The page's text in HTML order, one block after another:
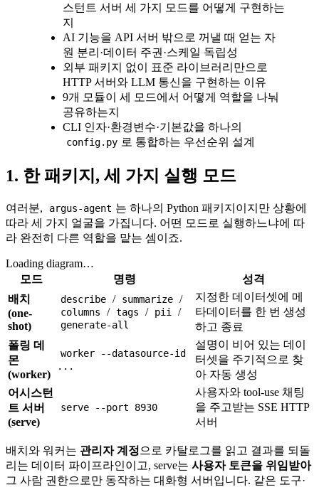
스턴트 서버 세 가지 모드를 어떻게 구현하는
지
AI 기능을 API 서버 밖으로 꺼낼 때 얻는 자
원 분리·데이터 주권·스케일 독립성
외부 패키지 없이 표준 라이브러리만으로
HTTP 서버와 LLM 통신을 구현하는 이유
9개 모듈이 세 모드에서 어떻게 역할을 나눠
공유하는지
CLI 인자·환경변수·기본값을 하나의
config.py 로 통합하는 우선순위 설계
1. 한 패키지, 세 가지 실행 모드
여러분, argus-agent 는 하나의 Python 패키지이지만 상황에
따라 세 가지 얼굴을 가집니다. 어떤 모드로 실행하느냐에 따
라 완전히 다른 역할을 맡는 셈이죠.
Loading diagram…
모드
명령
성격
배치
(one-
shot)
describe / summarize /
columns / tags / pii /
generate-all
지정한 데이터셋에 메
타데이터를 한 번 생성
하고 종료
폴링 데
몬
(worker)
worker --datasource-id
...
설명이 비어 있는 데이
터셋을 주기적으로 찾
아 자동 생성
어시스턴
트 서버
(serve)
serve --port 8930
사용자와 tool-use 채팅
을 주고받는 SSE HTTP
서버
배치와 워커는 관리자 계정으로 카탈로그를 읽고 결과를 되돌
리는 데이터 파이프라인이고, serve는 사용자 토큰을 위임받아
그 사람 권한으로만 동작하는 대화형 서버입니다. 같은 도구·